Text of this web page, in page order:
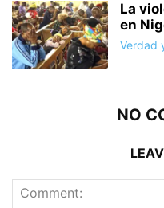
La
en
Verdad
NO